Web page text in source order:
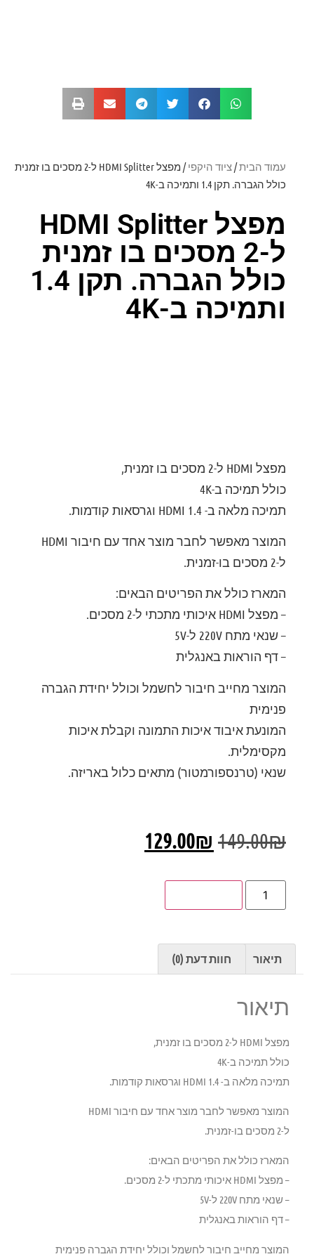
עמוד הבית/ ציוד היקפי
/ מפצל HDMI Splitter ל-2 מסכים בו זמנית
כולל הגברה. תקן 1.4 ותמיכה ב-4K
מפצל HDMI Splitter
ל-2 מסכים בו זמנית
כולל הגברה. תקן 1.4
ותמיכה ב-4K
מפצל HDMI ל-2 מסכים בו זמנית,
כולל תמיכה ב-4K
תמיכה מלאה ב- HDMI 1.4 וגרסאות קודמות.
המוצר מאפשר לחבר מוצר אחד עם חיבור HDMI
ל-2 מסכים בו-זמנית.
המארז כולל את הפריטים הבאים:
– מפצל HDMI איכותי מתכתי ל-2 מסכים.
– שנאי מתח 220V ל-5V
– דף הוראות באנגלית
המוצר מחייב חיבור לחשמל וכולל יחידת הגברה
פנימית
המונעת איבוד איכות התמונה וקבלת איכות
מקסימלית.
שנאי (טרנספורמטור) מתאים כלול באריזה.
149.00₪
129.00₪
תיאור חוות דעת (0)
תיאור
מפצל HDMI ל-2 מסכים בו זמנית,
כולל תמיכה ב-4K
תמיכה מלאה ב- HDMI 1.4 וגרסאות קודמות.
המוצר מאפשר לחבר מוצר אחד עם חיבור HDMI
ל-2 מסכים בו-זמנית.
המארז כולל את הפריטים הבאים:
– מפצל HDMI איכותי מתכתי ל-2 מסכים.
– שנאי מתח 220V ל-5V
– דף הוראות באנגלית
המוצר מחייב חיבור לחשמל וכולל יחידת הגברה פנימית